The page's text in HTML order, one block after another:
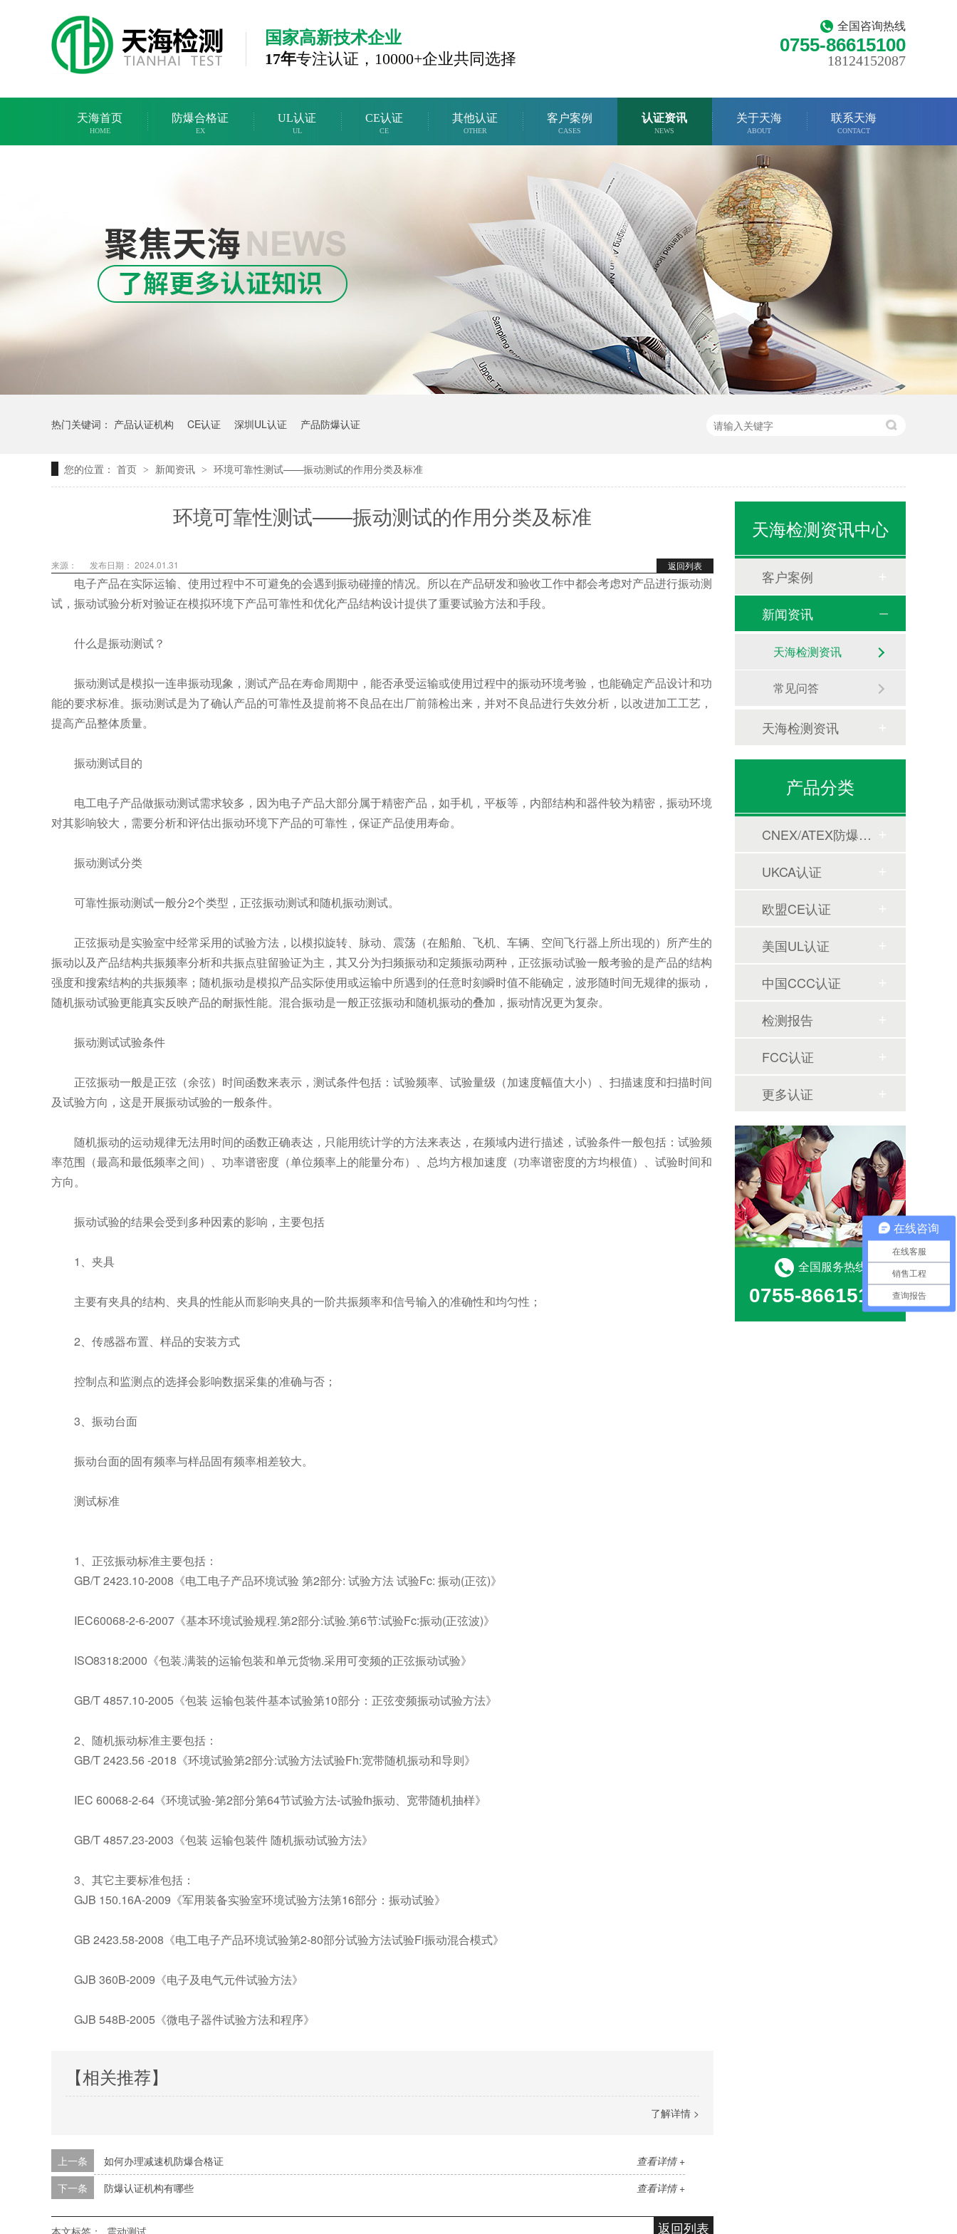
全国咨询热线
0755-86615100
18124152087
国家高新技术企业
17年专注认证， 10000+企业共同选择
天海首页
HOME
防爆合格证
EX
UL认证
UL
CE认证
CE
其他认证
OTHER
客户案例
CASES
认证资讯
NEWS
关于天海
ABOUT
联系天海
CONTACT
热门关键词： 产品认证机构 CE认证 深圳UL认证 产品防爆认证
您的位置： 首页 > 新闻资讯 > 环境可靠性测试——振动测试的作用分类及标准
环境可靠性测试——振动测试的作用分类及标准
返回列表
来源： 发布日期： 2024.01.31
电子产品在实际运输、使用过程中不可避免的会遇到振动碰撞的情况。所以在产品研发和验收工作中都会考虑对产品进行振动测
试，振动试验分析对验证在模拟环境下产品可靠性和优化产品结构设计提供了重要试验方法和手段。
什么是振动测试？
振动测试是模拟一连串振动现象，测试产品在寿命周期中，能否承受运输或使用过程中的振动环境考验，也能确定产品设计和功
能的要求标准。振动测试是为了确认产品的可靠性及提前将不良品在出厂前筛检出来，并对不良品进行失效分析，以改进加工工艺，
提高产品整体质量。
振动测试目的
电工电子产品做振动测试需求较多，因为电子产品大部分属于精密产品，如手机，平板等，内部结构和器件较为精密，振动环境
对其影响较大，需要分析和评估出振动环境下产品的可靠性，保证产品使用寿命。
振动测试分类
可靠性振动测试一般分2个类型，正弦振动测试和随机振动测试。
正弦振动是实验室中经常采用的试验方法，以模拟旋转、脉动、震荡（在船舶、飞机、车辆、空间飞行器上所出现的）所产生的
振动以及产品结构共振频率分析和共振点驻留验证为主，其又分为扫频振动和定频振动两种，正弦振动试验一般考验的是产品的结构
强度和搜索结构的共振频率；随机振动是模拟产品实际使用或运输中所遇到的任意时刻瞬时值不能确定，波形随时间无规律的振动，
随机振动试验更能真实反映产品的耐振性能。混合振动是一般正弦振动和随机振动的叠加，振动情况更为复杂。
振动测试试验条件
正弦振动一般是正弦（余弦）时间函数来表示，测试条件包括：试验频率、试验量级（加速度幅值大小）、扫描速度和扫描时间
及试验方向，这是开展振动试验的一般条件。
随机振动的运动规律无法用时间的函数正确表达，只能用统计学的方法来表达，在频域内进行描述，试验条件一般包括：试验频
率范围（最高和最低频率之间）、功率谱密度（单位频率上的能量分布）、总均方根加速度（功率谱密度的方均根值）、试验时间和
方向。
振动试验的结果会受到多种因素的影响，主要包括
1、夹具
主要有夹具的结构、夹具的性能从而影响夹具的一阶共振频率和信号输入的准确性和均匀性；
2、传感器布置、样品的安装方式
控制点和监测点的选择会影响数据采集的准确与否；
3、振动台面
振动台面的固有频率与样品固有频率相差较大。
测试标准
1、正弦振动标准主要包括：
GB/T 2423.10-2008《电工电子产品环境试验 第2部分: 试验方法 试验Fc: 振动(正弦)》
IEC60068-2-6-2007《基本环境试验规程.第2部分:试验.第6节:试验Fc:振动(正弦波)》
ISO8318:2000《包装.满装的运输包装和单元货物.采用可变频的正弦振动试验》
GB/T 4857.10-2005《包装 运输包装件基本试验第10部分：正弦变频振动试验方法》
2、随机振动标准主要包括：
GB/T 2423.56 -2018《环境试验第2部分:试验方法试验Fh:宽带随机振动和导则》
IEC 60068-2-64《环境试验-第2部分第64节试验方法-试验fh振动、宽带随机抽样》
GB/T 4857.23-2003《包装 运输包装件 随机振动试验方法》
3、其它主要标准包括：
GJB 150.16A-2009《军用装备实验室环境试验方法第16部分：振动试验》
GB 2423.58-2008《电工电子产品环境试验第2-80部分试验方法试验Fi振动混合模式》
GJB 360B-2009《电子及电气元件试验方法》
GJB 548B-2005《微电子器件试验方法和程序》
【相关推荐】
了解详情 >
查看详情 +
上一条
如何办理减速机防爆合格证
查看详情 +
下一条 防爆认证机构有哪些
返回列表
本文标签： 震动测试
天海检测资讯中心
客户案例
新闻资讯
天海检测资讯
常见问答
天海检测资讯
产品分类
CNEX/ATEX防爆合格证
UKCA认证
欧盟CE认证
美国UL认证
中国CCC认证
检测报告
FCC认证
更多认证
全国服务热线
0755-86615100
在线咨询
在线客服
销售工程
查询报告